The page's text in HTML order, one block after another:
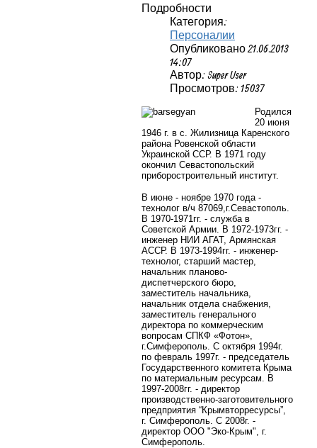
Подробности
Категория:
Персоналии
Опубликовано 21.06.2013
14:07
Автор: Super User
Просмотров: 15037
Родился
20 июня
1946 г. в с. Жилизница Каренского
района Ровенской области
Украинской ССР. В 1971 году
окончил Севастопольский
приборостроительный институт.
В июне - ноябре 1970 года -
технолог в/ч 87069,г.Севастополь.
В 1970-1971гг. - служба в
Советской Армии. В 1972-1973гг. -
инженер НИИ АГАТ, Армянская
АССР. В 1973-1994гг. - инженер-
технолог, старший мастер,
начальник планово-
диспетчерского бюро,
заместитель начальника,
начальник отдела снабжения,
заместитель генерального
директора по коммерческим
вопросам СПКФ «Фотон»,
г.Симферополь. С октября 1994г.
по февраль 1997г. - председатель
Государственного комитета Крыма
по материальным ресурсам. В
1997-2008гг. - директор
производственно-заготовительного
предприятия “Крымвторресурсы”,
г. Симферополь. C 2008г. -
директор ООО "Эко-Крым", г.
Симферополь.